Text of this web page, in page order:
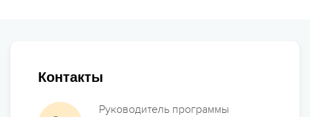
Контакты
Руководитель программы